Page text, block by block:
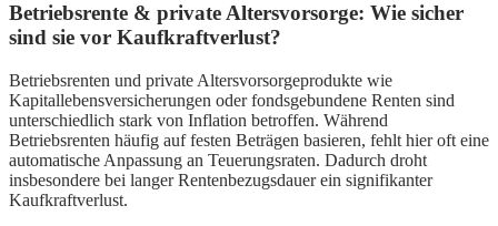
Betriebsrente & private Altersvorsorge: Wie sicher
sind sie vor Kaufkraftverlust?
Betriebsrenten und private Altersvorsorgeprodukte wie
Kapitallebensversicherungen oder fondsgebundene Renten sind
unterschiedlich stark von Inflation betroffen. Während
Betriebsrenten häufig auf festen Beträgen basieren, fehlt hier oft eine
automatische Anpassung an Teuerungsraten. Dadurch droht
insbesondere bei langer Rentenbezugsdauer ein signifikanter
Kaufkraftverlust.